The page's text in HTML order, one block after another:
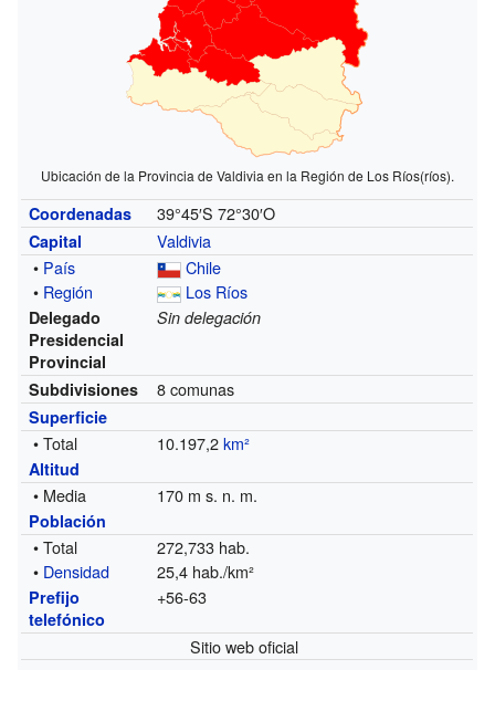
Ubicación de la Provincia de Valdivia en la Región de Los Ríos(ríos).
Coordenadas 39°45′S 72°30′O
Capital
Valdivia
• País
Chile
• Región Los Ríos
Delegado
Presidencial
Provincial
Sin delegación
Subdivisiones 8 comunas
Superficie
• Total 10.197,2km²
Altitud
• Media 170 m s. n. m.
Población
• Total
272,733 hab.
• Densidad 25,4 hab./km²
Prefijo
telefónico
+56-63
Sitio web oficial